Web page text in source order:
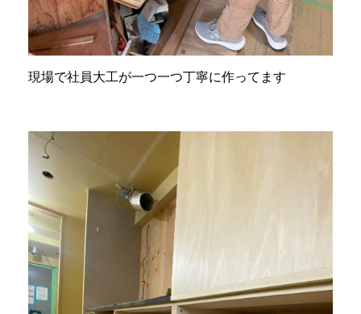
現場で社員大工が一つ一つ丁寧に作ってます